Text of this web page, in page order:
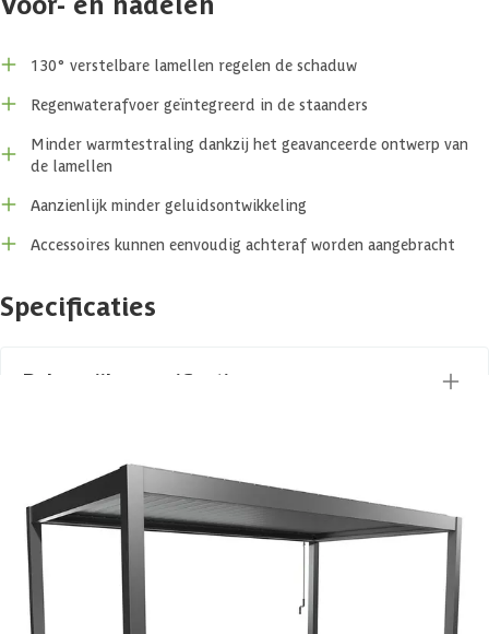
De constructie is gemaakt van duurzaam, vuurverzinkt staal en is
het frame beschikbaar.
Het lamellendak is speciaal voor Biohort ontworpen met een
geavanceerde sandwichconstructie. Dit zorgt ervoor dat de
warmteafgifte onder de zon vermindert en het geluidsniveau tijdens
afgevoerd via de geïntegreerde watergoten in de staanders.
Accessoires
Een van de kenmerken van de Pergola is dat deze helemaal naar wens
gemaakt kan worden door de verschillende bijpassende accessoires
aandrijving in combinatie met de besturingsset. Hiermee maak je je
kun je alles van onder je Pergola regelen, zonder op te staan. Wil je
liever een afscheiding creëren? Ook dit is mogelijk met behulp van de
zijwand met verstelbare lamellen of de glazen schuifwand.
Heb je nog vragen of wil je graag advies van onze gespecialiseerde
medewerkers? Neem dan gerust
met ons op, we helpen je
graag!
130° verstelbare lamellen regelen de schaduw
Regenwaterafvoer geïntegreerd in de staanders
Minder warmtestraling dankzij het geavanceerde ontwerp van
de lamellen
Aanzienlijk minder geluidsontwikkeling
Accessoires kunnen eenvoudig achteraf worden aangebracht
Specificaties
Belangrijke specificaties
Breedte 553 cm
Lengte
Hoogte 264 cm